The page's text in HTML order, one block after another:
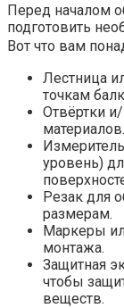
Перед началом
подготовить
Вот что вам
Лестница
точкам
Отвёртки
материалов.​
уровень)
Резак для
размерам.​
Маркеры
монтажа.​
Защитная
чтобы
веществ.